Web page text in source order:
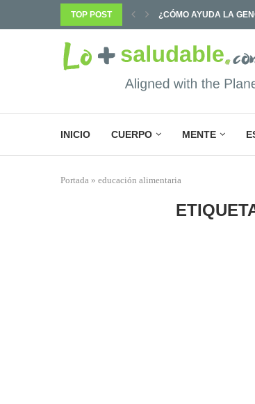
TOP POST
ENFERMEDADES Y... ¿POR QUÉ SABEMOS
INICIO CUERPO MENTE
Portada » educación alimentaria